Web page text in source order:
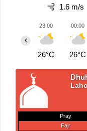
1.6 m/s
23:00
26°C
00:00
26°C
‹